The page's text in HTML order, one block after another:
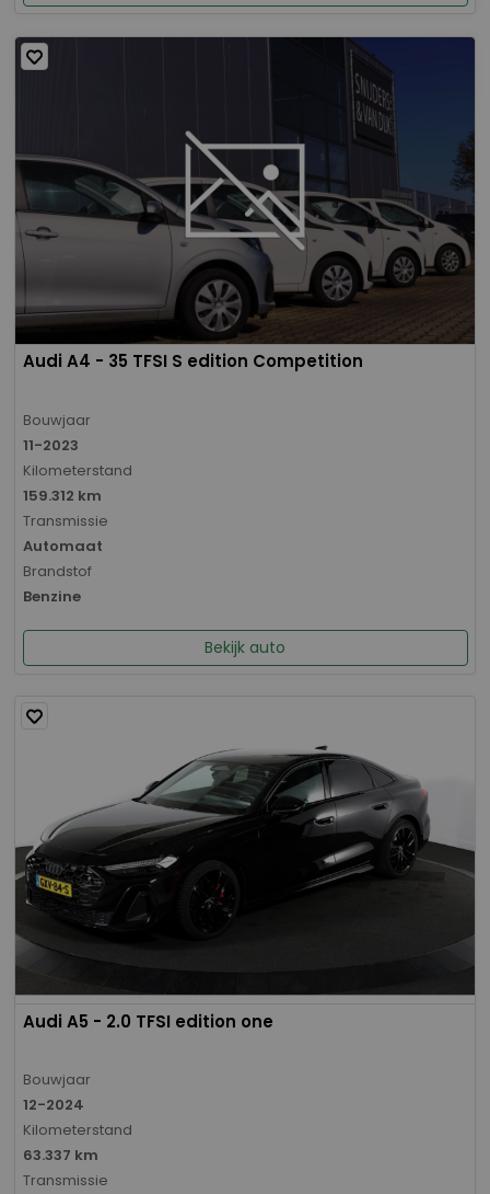
Audi A4 - 35 TFSI S edition Competition
Bouwjaar
11-2023
Kilometerstand
159.312 km
Transmissie
Automaat
Brandstof
Benzine
Bekijk auto
Audi A5 - 2.0 TFSI edition one
Bouwjaar
12-2024
Kilometerstand
63.337 km
Transmissie